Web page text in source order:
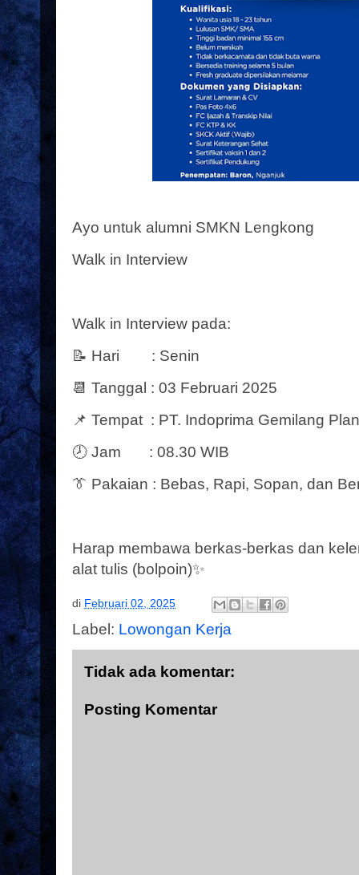
Ayo untuk alumni SMKN Lengkong
Walk in Interview
Walk in Interview pada:
📝 Hari : Senin
📆 Tanggal : 03 Februari 2025
📌 Tempat : PT. Indoprima Gemilang
🕗 Jam : 08.30 WIB
👔 Pakaian : Bebas, Rapi, Sopan, dan
Harap membawa berkas-berkas dan
alat tulis (bolpoin)✨
di Februari 02, 2025
Label: Lowongan Kerja
Tidak ada komentar:
Posting Komentar